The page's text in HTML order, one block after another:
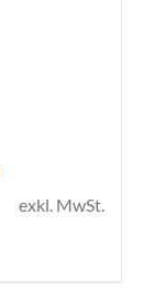
exkl. MwSt.